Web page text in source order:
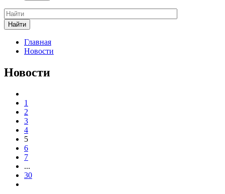
Найти
Главная
Новости
Новости
1
2
3
4
5
6
7
...
30